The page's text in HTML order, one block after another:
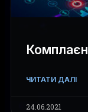
ЧИТАТИ ДАЛІ
24.06.2021